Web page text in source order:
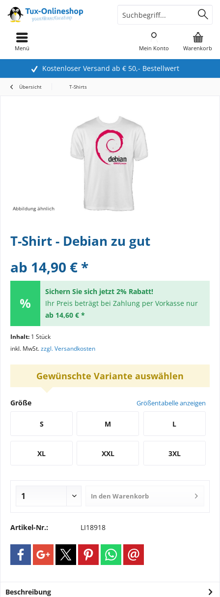
Kostenloser Versand ab € 50,- Bestellwert
Warenkorb
Mein Konto
Menü
Übersicht T-Shirts
Abbildung ähnlich
T-Shirt - Debian zu gut
ab 14,90 € *
Sichern Sie sich jetzt 2% Rabatt!
Ihr Preis beträgt bei Zahlung per Vorkasse nur
ab 14,60 € *
Inhalt: 1 Stück
inkl. MwSt.zzgl. Versandkosten
Gewünschte Variante auswählen
Größe Größentabelle anzeigen
S M L
XL XXL 3XL
In den Warenkorb
Artikel-Nr.: LI18918
Beschreibung